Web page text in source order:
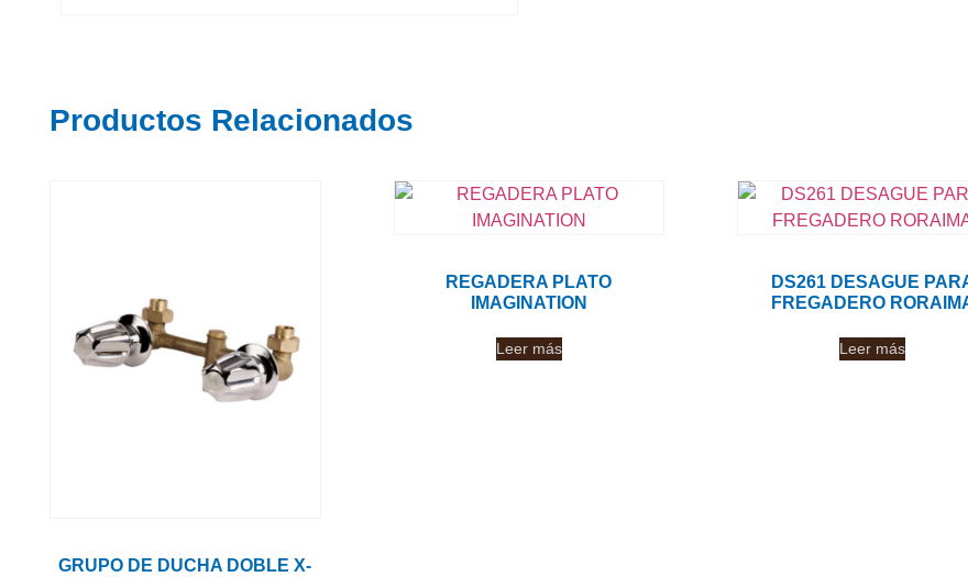
Productos Relacionados
GRUPO DE DUCHA DOBLE X-
REGADERA PLATO
IMAGINATION
Leer más
DS261 DESAGUE
FREGADERO
Leer más